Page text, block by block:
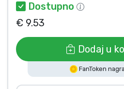
Dostupno
€ 9.53
Dodaj u
FanToken
Vrste proizvoda
Marke